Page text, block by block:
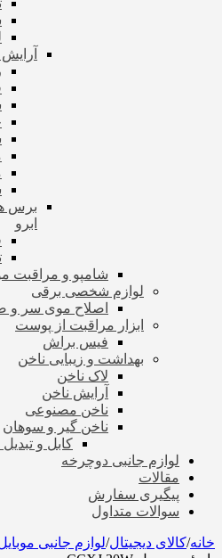
برس
ابرو
شامپو و مراقبت
لوازم شخصی برقی
اصلاح موی سر و
ابزار مراقبت از پوست
فیس براش
بهداشت و زیبایی ناخن
لاک ناخن
آرایش ناخن
ناخن مصنوعی
ناخن گیر و سوهان
کابل و تبدیل HDMI
لوازم جانبی دوچرخه
مقالات
پیگیری سفارش
سوالات متداول
خانه/کالای دیجیتال/لوازم جانبی